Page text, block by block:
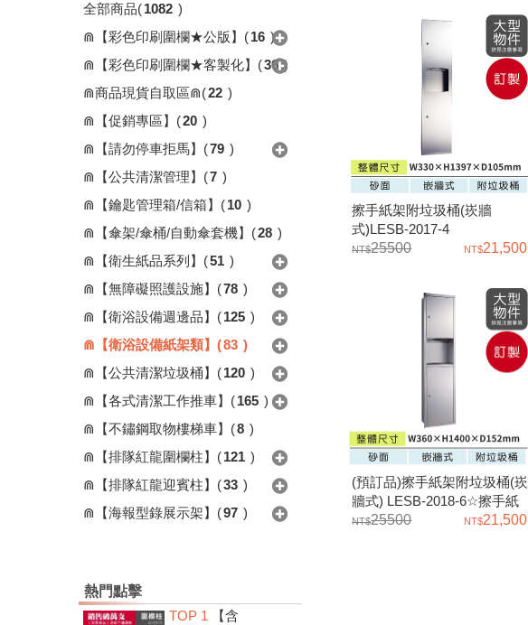
全部商品(1082 )
⋒【彩色印刷圍欄★公版】 (16 )
⋒【彩色印刷圍欄★客製化】 (36 )
⋒商品現貨自取區⋒(22 )
⋒【促銷專區】 (20 )
⋒【請勿停車拒馬】 (79 )
⋒【公共清潔管理】 (7 )
⋒【鑰匙管理箱/信箱】 (10 )
⋒【傘架/傘桶/自動傘套機】 (28 )
⋒【衛生紙品系列】 (51 )
⋒【無障礙照護設施】 (78 )
⋒【衛浴設備週邊品】 (125 )
⋒【衛浴設備紙架類】 (83 )
⋒【公共清潔垃圾桶】 (120 )
⋒【各式清潔工作推車】 (165 )
⋒【不鏽鋼取物樓梯車】 (8 )
⋒【排隊紅龍圍欄柱】 (121 )
⋒【排隊紅龍迎賓柱】 (33 )
⋒【海報型錄展示架】 (97 )
熱門點擊
TOP 1 【含
擦手紙架附垃圾桶(崁牆
式)LESB-2017-4
25500
21,500
(預訂品)擦手紙架附垃圾桶(崁
牆式) LESB-2018-6☆擦手紙
架/擦手紙箱
25500 21,500